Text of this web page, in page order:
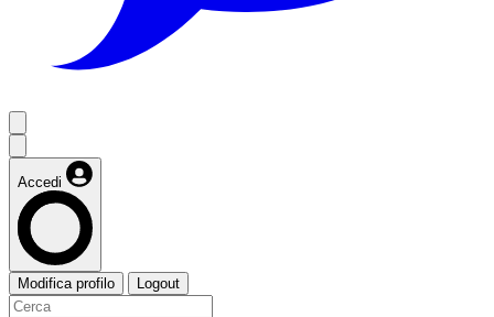
Accedi
Modifica profilo Logout